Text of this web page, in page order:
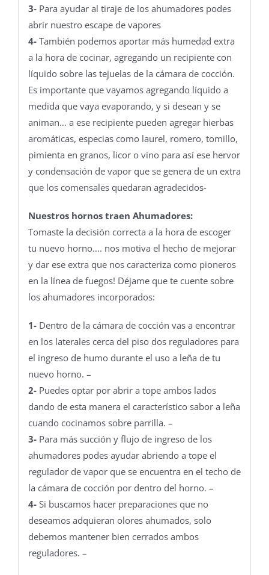
3-Para ayudar al tiraje de los ahumadores podes
abrir nuestro escape de vapores
4-También podemos aportar más humedad extra
a la hora de cocinar, agregando un recipiente con
líquido sobre las tejuelas de la cámara de cocción.
Es importante que vayamos agregando líquido a
medida que vaya evaporando, y si desean y se
animan… a ese recipiente pueden agregar hierbas
aromáticas, especias como laurel, romero, tomillo,
pimienta en granos, licor o vino para así ese hervor
y condensación de vapor que se genera de un extra
que los comensales quedaran agradecidos-
Nuestros hornos traen Ahumadores:
Tomaste la decisión correcta a la hora de escoger
tu nuevo horno…. nos motiva el hecho de mejorar
y dar ese extra que nos caracteriza como pioneros
en la línea de fuegos! Déjame que te cuente sobre
los ahumadores incorporados:
1-Dentro de la cámara de cocción vas a encontrar
en los laterales cerca del piso dos reguladores para
el ingreso de humo durante el uso a leña de tu
nuevo horno. –
2-Puedes optar por abrir a tope ambos lados
dando de esta manera el característico sabor a leña
cuando cocinamos sobre parrilla. –
3-Para más succión y flujo de ingreso de los
ahumadores podes ayudar abriendo a tope el
regulador de vapor que se encuentra en el techo de
la cámara de cocción por dentro del horno. –
4-Si buscamos hacer preparaciones que no
deseamos adquieran olores ahumados, solo
debemos mantener bien cerrados ambos
reguladores. –